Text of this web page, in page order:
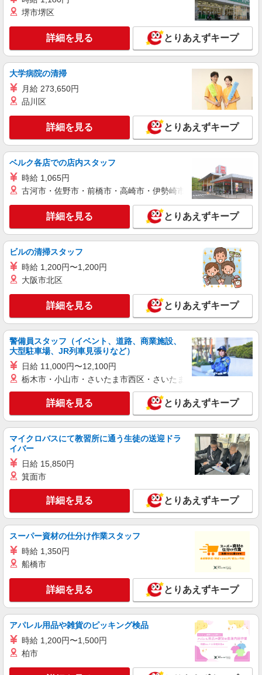
紹介予定派遣
株式会社シエロ
NEW
携帯販売スタッフ【softbank】
時給1600円〜 ※別途インセンティブ、職能評
価制度あり ※残業代支給 ★交通費別途支給（規定
可能（規程有）★ ゜・。○。・゜+゜・。○。・゜
詳細を見る
紹介予定派遣 NEW
【softbank】の携帯販売スタッフ
時給1500円〜 ※残業代支給 ★交通費別途支給
+゜ 入社祝い金10万円支給(規定有) お友達を紹介
頂くと, インセンティブ支給(規定有) ★月2回払
い・週払い可能（規程有）★ ゜・。○。・゜
+゜・。○。・゜+゜
愛知県安城市のsoftbankショップ
キープ 詳細を見る
派遣社員
株式会社シエロ
NEW
人気機種に詳しくなれる携帯販売【au】
月給273200円 ※研修期間6か月・時給1550円
※残業代支給 ★交通費別途支給（規定あり） ゜
+゜・。○。・゜+゜・。○。・゜+゜ 入社祝い金10
万円支給(規定有) お友達を紹介頂くと, インセンテ
ィブ支給(規定有) ゜・。○。・゜+゜・。○。・゜
+゜
愛知県安城市の家電量販店
詳細を見る
紹介予定派遣
株式会社シエロ
NEW
【ソフトバンク】の店舗スタッフ
時給1600円〜1700円（経験・能力による） ※
残業代支給 ★交通費別途支給（規定あり） ゜
+゜・。○。・゜+゜・。○。・゜+゜ 入社祝い金10
万円支給(規定有) お友達を紹介頂くと, インセンテ
ィブ支給(規定有) ★月2回払い・週払い可能（規程
有）★ ゜・。○。・゜+゜・。○。・゜+゜
愛知県安城市のsoftbankショップ
詳細を見る
派遣社員
株式会社シエロ
NEW
【au】の携帯販売スタッフ
時給1400〜1600円（経験・能力による） ※残
+゜・。○。・゜+゜・。○。・゜+゜ 入社祝い金10
有）★ ゜・。○。・゜+゜・。○。・゜+゜
株式会社シエロ
NEW
【softbank】人気機種に詳しくなれる携帯
時給1600円〜1700円（経験・能力による） ※
残業代支給 ★交通費別途支給（規定あり） ゜
+゜・。○。・゜+゜・。○。・゜+゜ 入社祝い金10
愛知県安城市のsoftbankショップ
堺市堺区
詳細を見る とりあえずキープ
大学病院の清掃
月給 273,650円
品川区
詳細を見る とりあえずキープ
ベルク各店での店内スタッフ
時給 1,065円
古河市・佐野市・前橋市・高崎市・伊勢崎市・太田市・館林市
詳細を見る とりあえずキープ
ビルの清掃スタッフ
時給 1,200円〜1,200円
大阪市北区
詳細を見る とりあえずキープ
警備員スタッフ（イベント、道路、商業施設、
大型駐車場、JR列車見張りなど）
日給 11,000円〜12,100円
栃木市・小山市・さいたま市西区・さいたま市岩槻区・久喜市・
詳細を見る とりあえずキープ
マイクロバスにて教習所に通う生徒の送迎ドラ
イバー
日給 15,850円
箕面市
詳細を見る とりあえずキープ
スーパー資材の仕分け作業スタッフ
時給 1,350円
船橋市
詳細を見る とりあえずキープ
アパレル用品や雑貨のピッキング検品
時給 1,200円〜1,500円
柏市